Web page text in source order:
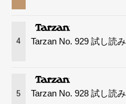
4 Tarzan No. 929 試し読
5 Tarzan No. 928 試し読